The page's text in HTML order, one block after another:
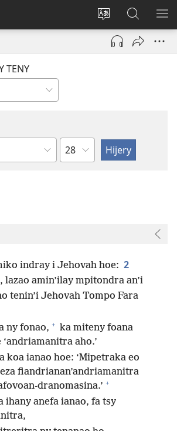
Hiova
fiteny
Hiditra
(manokatra
rohy)
ato
Amin’ny
TENY
Toko
indray i Jehovah hoe: 2
lazao amin’ilay mpitondra an’i
tenin’i Jehovah Tompo Fara
ny fonao, + ka miteny foana
‘andriamanitra aho.’
koa ianao hoe: ‘Mipetraka eo
fiandrianan’andriamanitra
dranomasina.’ +
ihany anefa ianao, fa tsy